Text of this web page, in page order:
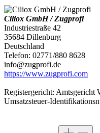
Ciliox GmbH / Zugprofi
Industriestraße 42
35684 Dillenburg
Deutschland
Telefon: 02771/880 8628
info@zugprofi.de
https://www.zugprofi.com
Registergericht: Amtsgericht
Umsatzsteuer-